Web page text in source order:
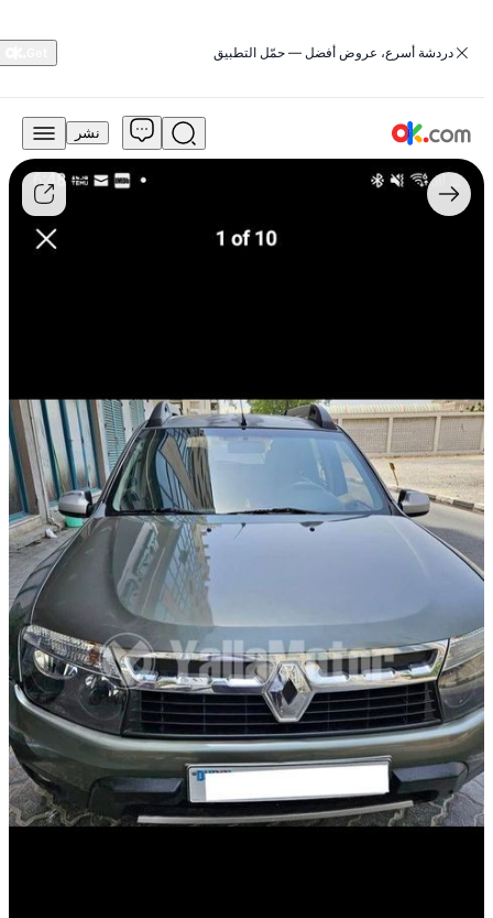
‏دردشة أسرع، عروض أفضل — حمّل التطبيق
11,000
درهم
للبيع
رينو
العجلات،
بنزين
أوتوماتيكي
دفع
أمامي
مستعمل
نشر